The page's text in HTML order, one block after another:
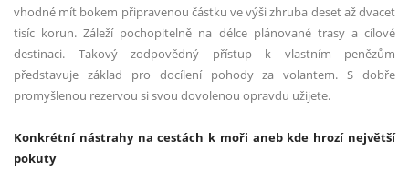
vhodné mít bokem připravenou částku ve výši zhruba deset až dvacet
tisíc korun. Záleží pochopitelně na délce plánované trasy a cílové
destinaci. Takový zodpovědný přístup k vlastním penězům
představuje základ pro docílení pohody za volantem. S dobře
promyšlenou rezervou si svou dovolenou opravdu užijete.
Konkrétní nástrahy na cestách k moři aneb kde hrozí největší
pokuty